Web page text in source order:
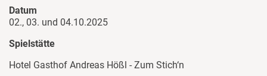
Datum
02., 03. und 04.10.2025
Spielstätte
Hotel Gasthof Andreas Hößl - Zum Stich‘n